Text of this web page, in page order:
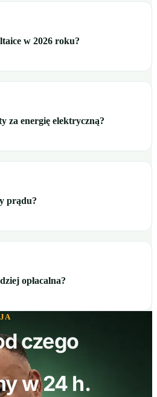
w 2026 roku?
za energię elektryczną?
prądu?
opłacalna?
czego
w 24 h.